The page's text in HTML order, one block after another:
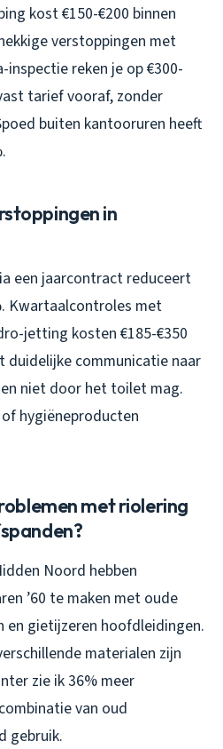
kost €150-€200 binnen
verstoppingen met
reken je op €300-
tarief vooraf, zonder
buiten kantooruren heeft
in
een jaarcontract reduceert
Kwartaalcontroles met
jetting kosten €185-€350
duidelijke communicatie naar
niet door het toilet mag.
hygiëneproducten
met riolering
Noord hebben
’60 te maken met oude
en gietijzeren hoofdleidingen.
materialen zijn
zie ik 36% meer
van oud
gebruik.